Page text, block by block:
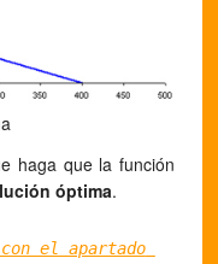
haga que la función
óptima.
el apartado